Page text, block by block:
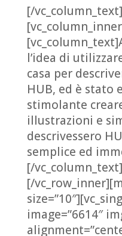
[/
l’idea di
casa per
HUB, ed è stato
stimolante
illustrazioni e
descrivessero
semplice ed
[/
[/
image=”6614″